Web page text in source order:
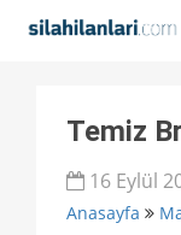
Temiz
16 Eylül
Anasayfa